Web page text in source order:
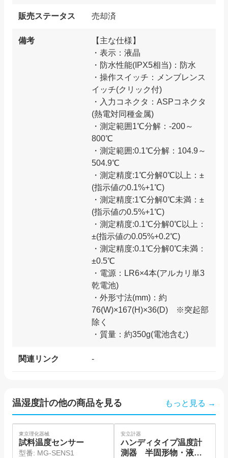
販売ステータス 売却済
備考
【主な仕様】
・表示：液晶
・防水性能(IPX5相当)：防水
・操作スイッチ：メンブレンス
イッチ(クリック付)
・入力コネクタ：ASPコネクタ
(熱電対同種金属)
・測定範囲1℃分解：-200～
800℃
・測定範囲:0.1℃分解：104.9～
504.9℃
・測定精度:1℃分解0℃以上：±
(指示値の0.1%+1℃)
・測定精度:1℃分解0℃未満：±
(指示値の0.5%+1℃)
・測定精度:0.1℃分解0℃以上：
±(指示値の0.05%+0.2℃)
・測定精度:0.1℃分解0℃未満：
±0.5℃
・電源：LR6×4本(アルカリ単3
乾電池)
・外形寸法(mm)：約
76(W)×167(H)×36(D) ※突起部
除く
関連リンク -
温湿度計の他の商品を見る もっと見る →
東京理化器械
試料温度センサー
型番: MG-SENS1
安立計器
ハンディタイプ温度計
測器 半固形物・液体